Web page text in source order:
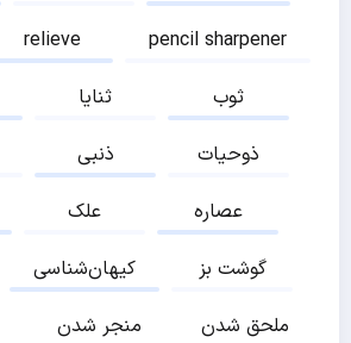
relieve
pencil sharpener
ثنایا
ثوب
ذنبی
ذوحیات
علک
عصاره
کیهان‌شناسی
گوشت بز
منجر شدن ملحق شدن